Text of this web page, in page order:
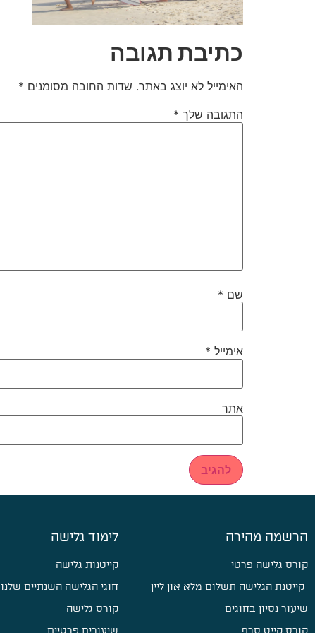
כתיבת תגובה
האימייל לא יוצג באתר. שדות החובה מסומנים *
התגובה שלך *
שם *
אימייל *
אתר
הרשמה מהירה
קורס גלישה פרטי
קייטנת הגלישה תשלום מלא און ליין
שיעור נסיון בחוגים
קורס קייט סרף
לימוד גלישה
קייטנות גלישה
חוגי הגלישה השנתיים שלנו
קורס גלישה
שיעורים פרטיים